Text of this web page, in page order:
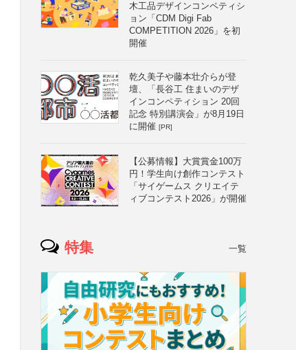
木工品デザインコンペティシ
ョン「CDM Digi Fab
COMPETITION 2026」を初
開催
乾久美子や藤本壮介らが登
壇、「長谷工 住まいのデザ
インコンペティション 20回
記念 特別講演会」が8月19日
に開催 [PR]
【公募情報】大賞賞金100万
円！学生向け創作コンテスト
「サイゲームス クリエイテ
ィブコンテスト2026」が開催
特集 一覧